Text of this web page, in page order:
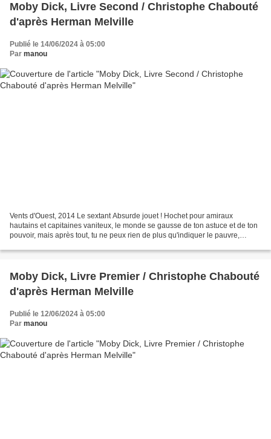
Moby Dick, Livre Second / Christophe Chabouté
d'après Herman Melville
Publié le 14/06/2024 à 05:00
Par manou
Vents d'Ouest, 2014 Le sextant Absurde jouet ! Hochet pour amiraux
hautains et capitaines vaniteux, le monde se gausse de ton astuce et de ton
pouvoir, mais après tout, tu ne peux rien de plus qu'indiquer le pauvre,
Moby Dick, Livre Premier / Christophe Chabouté
d'après Herman Melville
Publié le 12/06/2024 à 05:00
Par manou